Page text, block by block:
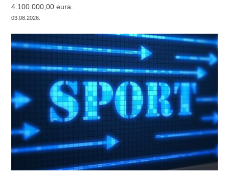
4.100.000,00 eura.
03.08.2026.